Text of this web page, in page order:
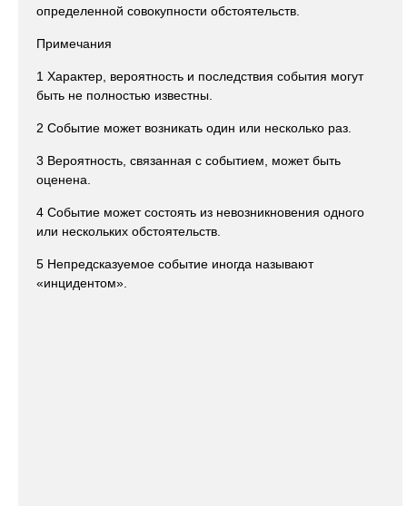
определенной совокупности обстоятельств.
Примечания
1 Характер, вероятность и последствия события могут
быть не полностью известны.
2 Событие может возникать один или несколько раз.
3 Вероятность, связанная с событием, может быть
оценена.
4 Событие может состоять из невозникновения одного
или нескольких обстоятельств.
5 Непредсказуемое событие иногда называют
«инцидентом».